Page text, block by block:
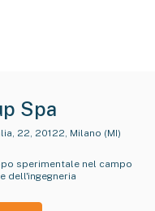
Spa
22, 20122, Milano (MI)
sperimentale nel campo
dell'ingegneria